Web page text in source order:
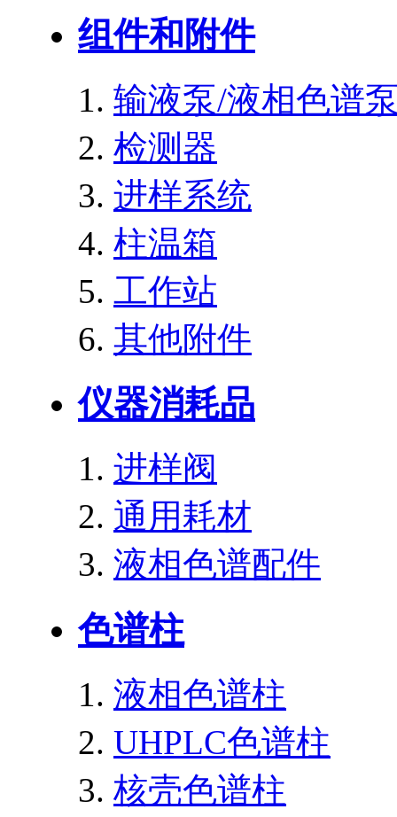
组件和附件
输液泵/液相色谱
检测器
进样系统
柱温箱
工作站
其他附件
仪器消耗品
进样阀
通用耗材
液相色谱配件
色谱柱
液相色谱柱
UHPLC色谱柱
核壳色谱柱